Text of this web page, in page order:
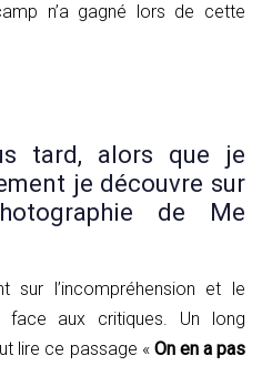
n’a gagné lors de cette
tard, alors que je
je découvre sur
de Me
sur l’incompréhension et le
face aux critiques. Un long
lire ce passage « On en a pas